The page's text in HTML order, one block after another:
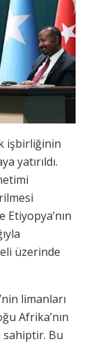
işbirliğinin
yatırıldı.
Etiyopya’nın
üzerinde
limanları
Afrika’nın
sahiptir. Bu